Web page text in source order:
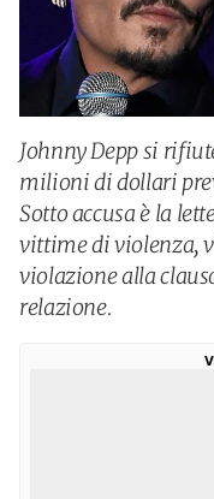
Johnny Depp si
milioni di dollari
Sotto accusa è la
vittime di violenza,
violazione alla
relazione.